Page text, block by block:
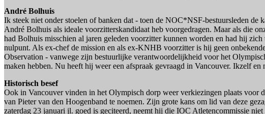
André Bolhuis
Ik steek niet onder stoelen of banken dat - toen de NOC*NSF-bestuursleden
André Bolhuis als ideale voorzitterskandidaat heb voorgedragen. Maar als die
had Bolhuis misschien al jaren geleden voorzitter kunnen worden en had hij
nulpunt. Als ex-chef de mission en als ex-KNHB voorzitter is hij geen
Observation - vanwege zijn bestuurlijke verantwoordelijkheid voor het
maken hebben. Nu heeft hij weer een afspraak gevraagd in Vancouver. Ikzelf
Historisch besef
Ook in Vancouver vinden in het Olympisch dorp weer verkiezingen plaats voor
van Pieter van den Hoogenband te noemen. Zijn grote kans om lid van deze
zaterdag 23 januari jl. goed is geciteerd, neemt hij die IOC Atletencommissie